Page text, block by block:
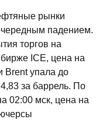
рынки
падением.
торгов на
ICE, цена на
Brent упала до
за баррель. По
02:00 мск, цена на